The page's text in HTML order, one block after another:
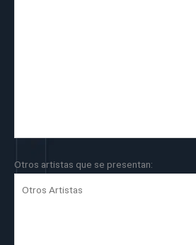
Otros artistas que se presentan: